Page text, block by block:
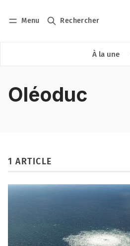
Menu Rechercher
À la une
Oléoduc
1 ARTICLE